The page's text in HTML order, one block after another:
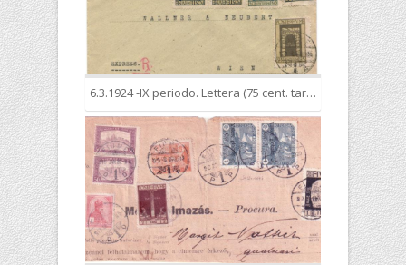
6.3.1924 -IX periodo. Lettera (75 cent. tariffa ridotta in base agli accordi di Portorose) raccomandata espresso (1 lira racc. e 2 lire espresso per l’estero) nella tariffa complessiva di L. 3,75